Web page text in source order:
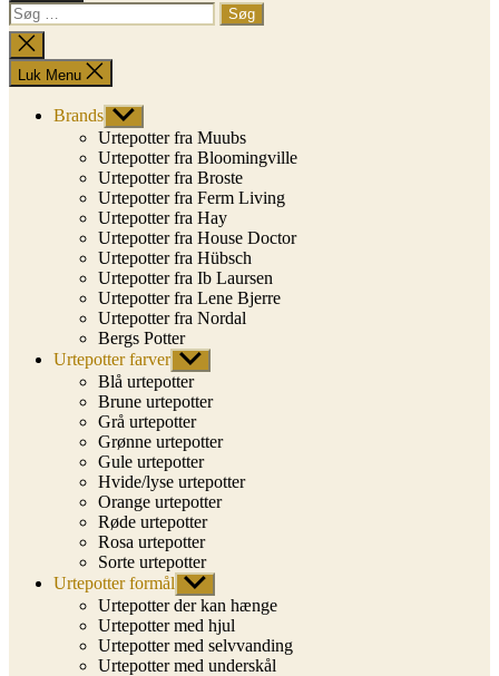
Søg
efter:
Luk
søgning
Luk Menu
Brands Vis
undermenu
Urtepotter fra Muubs
Urtepotter fra Bloomingville
Urtepotter fra Broste
Urtepotter fra Ferm Living
Urtepotter fra Hay
Urtepotter fra House Doctor
Urtepotter fra Hübsch
Urtepotter fra Ib Laursen
Urtepotter fra Lene Bjerre
Urtepotter fra Nordal
Bergs Potter
Urtepotter farver Vis
undermenu
Blå urtepotter
Brune urtepotter
Grå urtepotter
Grønne urtepotter
Gule urtepotter
Hvide/lyse urtepotter
Orange urtepotter
Røde urtepotter
Rosa urtepotter
Sorte urtepotter
Urtepotter formål Vis
undermenu
Urtepotter der kan hænge
Urtepotter med hjul
Urtepotter med selvvanding
Urtepotter med underskål